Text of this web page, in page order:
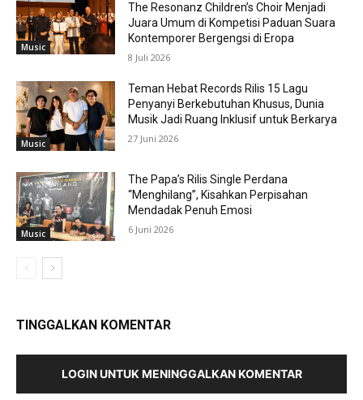
Music
The Resonanz Children’s Choir Menjadi
Juara Umum di Kompetisi Paduan Suara
Kontemporer Bergengsi di Eropa
8 Juli 2026
Music
Teman Hebat Records Rilis 15 Lagu
Penyanyi Berkebutuhan Khusus, Dunia
Musik Jadi Ruang Inklusif untuk Berkarya
27 Juni 2026
Music
The Papa’s Rilis Single Perdana
“Menghilang”, Kisahkan Perpisahan
Mendadak Penuh Emosi
6 Juni 2026
TINGGALKAN KOMENTAR
LOGIN UNTUK MENINGGALKAN KOMENTAR